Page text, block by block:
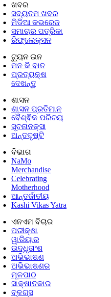
ଖବର
ସଦ୍ୟତମ ଖବର
ମିଡିଆ କଭରେଜ
ସମାଚାର ପତ୍ରିକା
ରିଫ୍ଲେକ୍ସନ
ଟ୍ୟୁନ ଇନ
ମନ କି ବାତ
ପ୍ରତ୍ୟକ୍ଷ
ଦେଖନ୍ତୁ
ଶାସନ
ଶାସନ ପ୍ରତିମାନ
ବୈଶ୍ଵିକ ପରିଚୟ
ସୂଚନାନକ୍ସା
ଅନ୍ତଦୃଷ୍ଟି
ବିଭାଗ
NaMo
Merchandise
Celebrating
Motherhood
ଆନ୍ତର୍ଜାତୀୟ
Kashi Vikas Yatra
ଏନଏମ ବିଚାର
ପରୀକ୍ଷା
ୱାରିୟାର
ଉଦ୍ଧୃତାଂଶ
ଅଭିଭାଷଣ
ଅଭିଭାଷଣର
ମୂଳପାଠ
ସାକ୍ଷାତକାର
ବ୍ଳଗ୍ସ